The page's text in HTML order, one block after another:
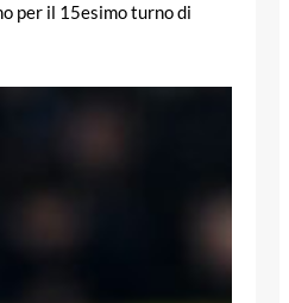
per il 15esimo turno di